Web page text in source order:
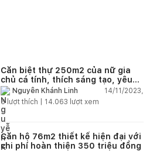
Căn biệt thự 250m2 của nữ gia
chủ cá tính, thích sáng tạo, yêu
thiên nhiên, chi phí hoàn thiện 8
tỷ đồng
Nguyễn Khánh Linh
14/11/2023,
6lượt thích | 14.063 lượt xem
Căn hộ 76m2 thiết kế hiện đại với
chi phí hoàn thiện 350 triệu đồng